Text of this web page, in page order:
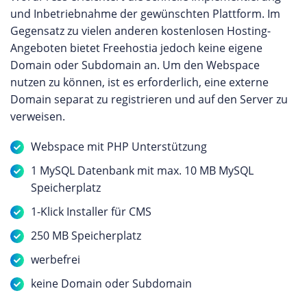
und Inbetriebnahme der gewünschten Plattform. Im
Gegensatz zu vielen anderen kostenlosen Hosting-
Angeboten bietet Freehostia jedoch keine eigene
Domain oder Subdomain an. Um den Webspace
nutzen zu können, ist es erforderlich, eine externe
Domain separat zu registrieren und auf den Server zu
verweisen.
Webspace mit PHP Unterstützung
1 MySQL Datenbank mit max. 10 MB MySQL
Speicherplatz
1-Klick Installer für CMS
250 MB Speicherplatz
werbefrei
keine Domain oder Subdomain